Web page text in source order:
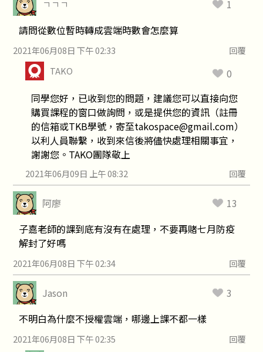
ㄱㄱㄱ
1
請問從數位暫時轉成雲端時數會怎麼算
2021年06月08日 下午 02:33 回覆
0
TAKO
同學您好，已收到您的問題，建議您可以直接向您
購買課程的窗口做詢問，或是提供您的資訊（註冊
的信箱或TKB學號，寄至takospace@gmail.com）
以利人員聯繫，收到來信後將儘快處理相關事宜，
謝謝您。TAKO團隊敬上
2021年06月09日 上午 08:32 回覆
阿廖
13
子嘉老師的課到底有沒有在處理，不要再賭七月防疫
解封了好嗎
2021年06月08日 下午 02:34 回覆
Jason
3
不明白為什麼不授權雲端，哪邊上課不都一樣
2021年06月08日 下午 02:35 回覆